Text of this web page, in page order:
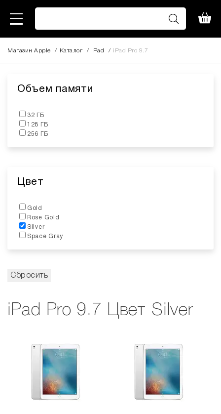
Магазин Apple / Каталог / iPad / iPad Pro 9.7
Объем памяти
32 ГБ
128 ГБ
256 ГБ
Цвет
Gold
Rose Gold
Silver
Space Gray
iPad Pro 9.7 Цвет Silver